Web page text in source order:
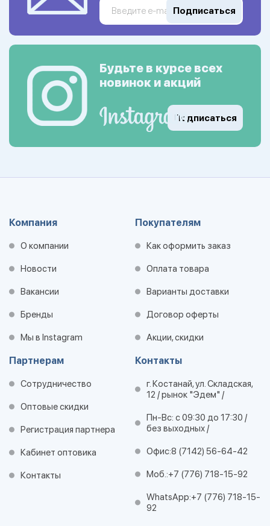
Подписаться
Будьте в курсе всех
новинок и акций
Подписаться
Компания
О компании
Новости
Вакансии
Бренды
Мы в Instagram
Покупателям
Как оформить заказ
Оплата товара
Варианты доставки
Договор оферты
Акции, скидки
Партнерам
Сотрудничество
Оптовые скидки
Регистрация партнера
Кабинет оптовика
Контакты
Контакты
г. Костанай, ул. Складская,
12 / рынок "Эдем" /
Пн-Вс: с 09:30 до 17:30 /
без выходных /
Офис:8 (7142) 56-64-42
Моб.:+7 (776) 718-15-92
WhatsApp:+7 (776) 718-15-
92